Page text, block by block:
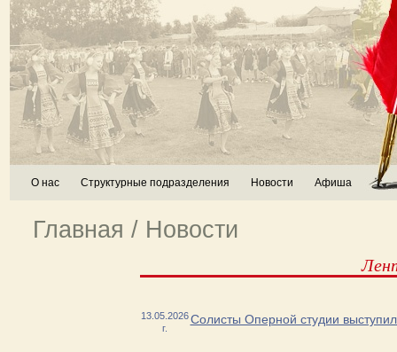
О нас Структурные подразделения Новости Афиша
Главная / Новости
13.05.2026
г.
Солисты Оперной студии